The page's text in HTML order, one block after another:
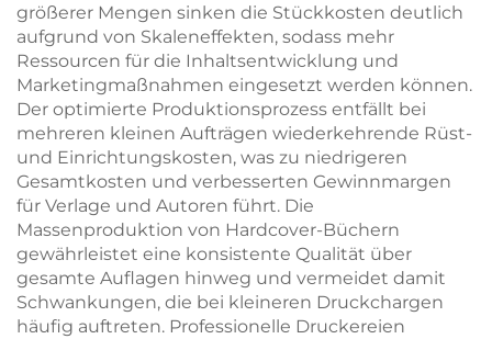
größerer Mengen sinken die Stückkosten deutlich
aufgrund von Skaleneffekten, sodass mehr
Ressourcen für die Inhaltsentwicklung und
Marketingmaßnahmen eingesetzt werden können.
Der optimierte Produktionsprozess entfällt bei
mehreren kleinen Aufträgen wiederkehrende Rüst-
und Einrichtungskosten, was zu niedrigeren
Gesamtkosten und verbesserten Gewinnmargen
für Verlage und Autoren führt. Die
Massenproduktion von Hardcover-Büchern
gewährleistet eine konsistente Qualität über
gesamte Auflagen hinweg und vermeidet damit
Schwankungen, die bei kleineren Druckchargen
häufig auftreten. Professionelle Druckereien